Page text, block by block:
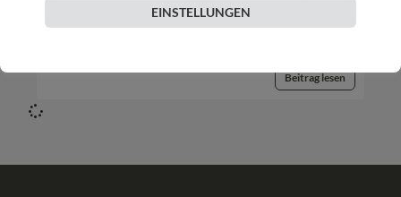
03.08.2016
Beitrag lesen
EINSTELLUNGEN